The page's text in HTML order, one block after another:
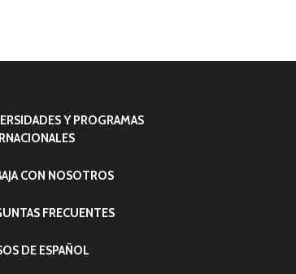
Y PROGRAMAS
CON NOSOTROS
FRECUENTES
DE ESPAÑOL